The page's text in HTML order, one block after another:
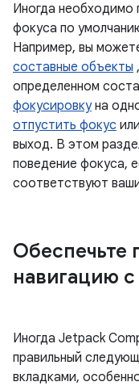
Иногда необходимо
фокуса по
Например, вы
составные объекты ,
определенном
фокусировкуна
отпустить фокус или
выход. В этом
поведение фокуса,
соответствуют
Обеспечьте
навигацию
Иногда Jetpack
правильный
вкладками,